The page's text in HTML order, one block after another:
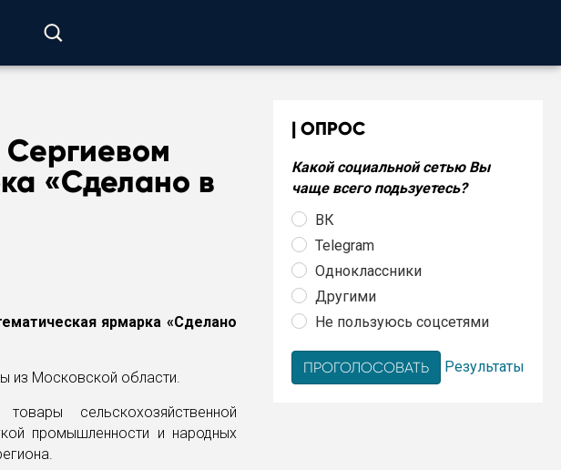
«Сделано в
ярмарка «Сделано
из Московской области.
сельскохозяйственной
промышленности и народных
ОПРОС
Какой социальной сетью Вы
чаще всего подьзуетесь?
ВК
Telegram
Одноклассники
Другими
Не пользуюсь соцсетями
Результаты